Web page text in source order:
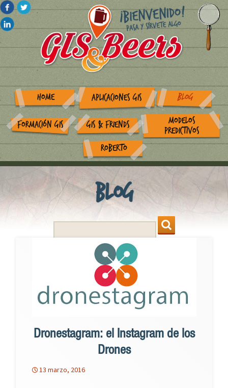
HOME APLICACIONES GIS BLOG
FORMACIÓN GIS GIS & FRIENDS
MODELOS
PREDICTIVOS
ROBERTO
Blog
Search
Dronestagram: el Instagram de los
Drones
13 marzo, 2016